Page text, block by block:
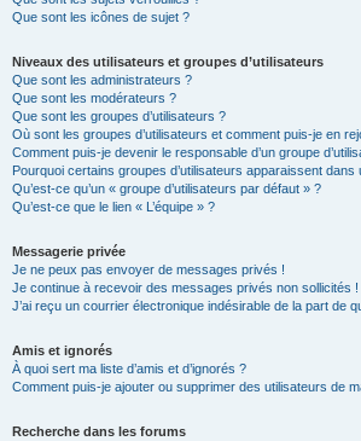
Que sont les icônes de sujet ?
Niveaux des utilisateurs et groupes d’utilisateurs
Que sont les administrateurs ?
Que sont les modérateurs ?
Que sont les groupes d’utilisateurs ?
Où sont les groupes d’utilisateurs et comment puis-je en
Comment puis-je devenir le responsable d’un groupe
Pourquoi certains groupes d’utilisateurs apparaissent dans
Qu’est-ce qu’un « groupe d’utilisateurs par défaut » ?
Qu’est-ce que le lien « L’équipe » ?
Messagerie privée
Je ne peux pas envoyer de messages privés !
Je continue à recevoir des messages privés non sollicités !
J’ai reçu un courrier électronique indésirable de la part de
Amis et ignorés
À quoi sert ma liste d’amis et d’ignorés ?
Comment puis-je ajouter ou supprimer des utilisateurs de
Recherche dans les forums